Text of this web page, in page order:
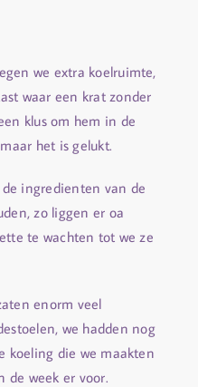
we extra koelruimte,
waar een krat zonder
klus om hem in de
het is gelukt.
ingredienten van de
zo liggen er oa
te wachten tot we ze
enorm veel
we hadden nog
koeling die we maakten
de week er voor.